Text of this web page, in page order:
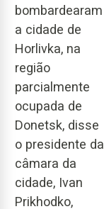
bombardearam
a cidade de
Horlivka, na
região
parcialmente
ocupada de
Donetsk, disse
o presidente da
câmara da
cidade, Ivan
Prikhodko,